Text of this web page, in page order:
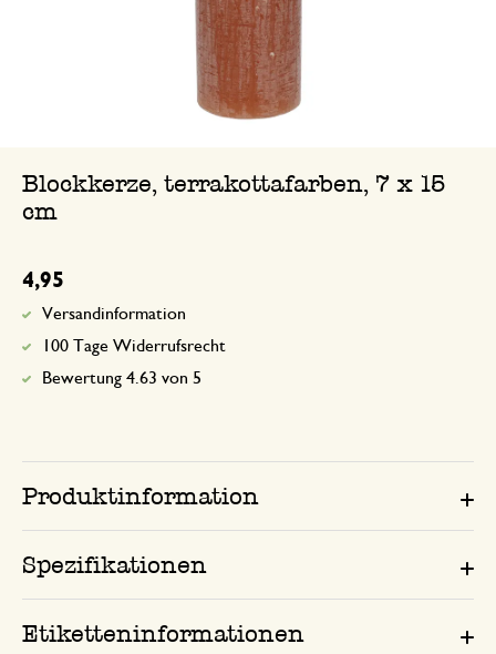
Blockkerze, terrakottafarben, 7 x 15
cm
4,95
Versandinformation
100 Tage Widerrufsrecht
Bewertung 4.63 von 5
Produktinformation
Spezifikationen
Etiketteninformationen